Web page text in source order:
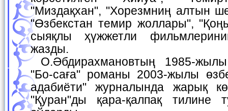
"Миздақхан", "Хорезмниң алтын
"Өзбекстан темир жоллары",
сыяқлы ҳүжжетли
жазды.
О.Әбдирахмановтың 1985-жылы басылып шыккан
"Бо-саға" романы 2003-жылы
адабиёти" журналында жарық
"Қуран"ды қара-қалпақ тилине